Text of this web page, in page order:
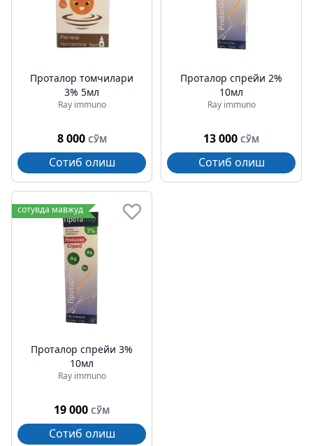
Проталор томчилари
3% 5мл
Ray immuno
8 000 СЎМ
Сотиб олиш
Проталор спрейи 2%
10мл
Ray immuno
13 000 СЎМ
Сотиб олиш
сотувда мавжуд
Проталор спрейи 3%
10мл
Ray immuno
19 000 СЎМ
Сотиб олиш